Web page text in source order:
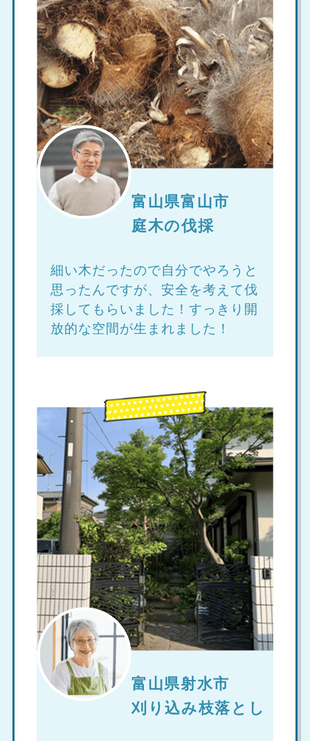
富山県富山市
庭木の伐採
細い木だったので自分でやろうと
思ったんですが、安全を考えて伐
採してもらいました！すっきり開
放的な空間が生まれました！
富山県射水市
刈り込み枝落とし